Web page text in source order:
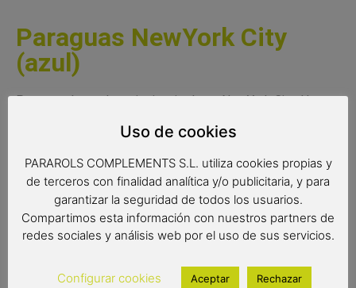
Paraguas NewYork City
(azul)
Paraguas largo de mujer inspirado en NewYork City. Un
magnífica ciudad de New York. Un paraguas automático
de calidad, con varillas de fibra y un peso ligero.
Radio de tela: 61 cm.
Diámetro de tela: 102 cm.
Uso de cookies
PARAROLS COMPLEMENTS S.L. utiliza cookies propias y
de terceros con finalidad analítica y/o publicitaria, y para
garantizar la seguridad de todos los usuarios.
Compartimos esta información con nuestros partners de
redes sociales y análisis web por el uso de sus servicios.
Configurar cookies Aceptar Rechazar